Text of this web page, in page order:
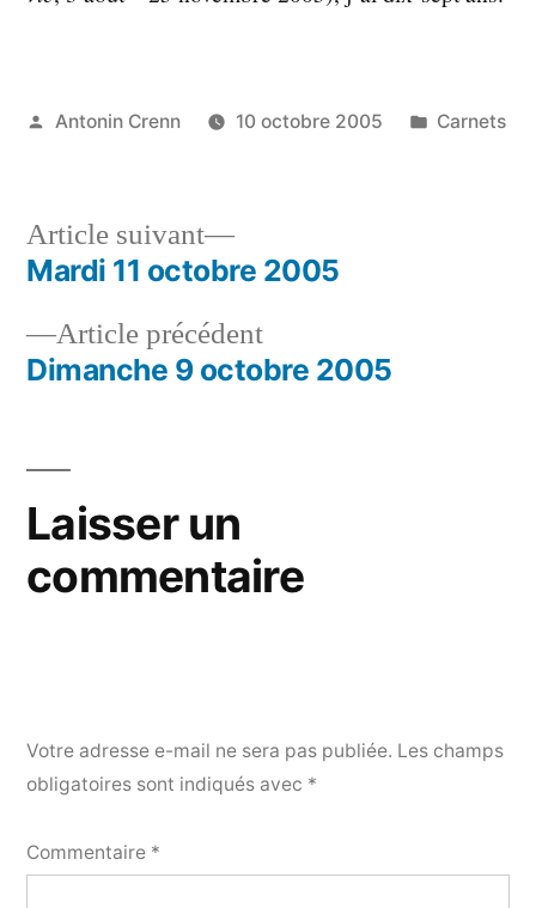
Publié
Antonin Crenn 10 octobre 2005
Publié
Carnets
Navigation
deArticle précédentArticle
précédent :
Dimanche 9 octobre 2005
Article suivant
Article
suivant :
Mardi 11 octobre 2005
Laisser un
commentaire
Votre adresse e-mail ne sera pas publiée. Les champs
obligatoires sont indiqués avec *
Commentaire *